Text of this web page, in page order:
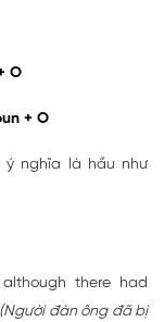
O
+ O
ý nghĩa là hầu như
there had
(Người đàn ông đã bị